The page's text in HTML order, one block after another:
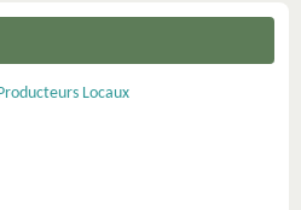
Locaux